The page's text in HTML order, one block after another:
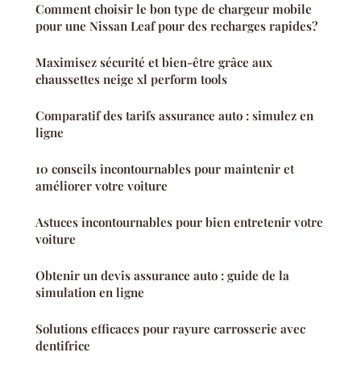
Comment choisir le bon type de chargeur mobile
pour une Nissan Leaf pour des recharges rapides?
Maximisez sécurité et bien-être grâce aux
chaussettes neige xl perform tools
Comparatif des tarifs assurance auto : simulez en
ligne
10 conseils incontournables pour maintenir et
améliorer votre voiture
Astuces incontournables pour bien entretenir votre
voiture
Obtenir un devis assurance auto : guide de la
simulation en ligne
Solutions efficaces pour rayure carrosserie avec
dentifrice